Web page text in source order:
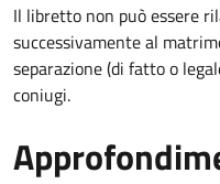
Il libretto non può essere
successivamente al
separazione (di fatto o
coniugi.